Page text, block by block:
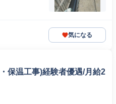
気になる
保温工事)経験者優遇/月給2